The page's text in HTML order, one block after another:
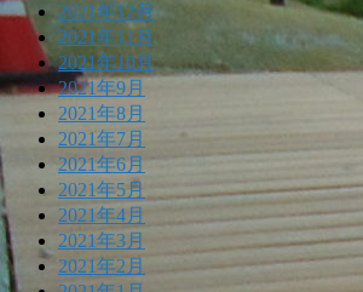
2021年12月
2021年11月
2021年10月
2021年9月
2021年8月
2021年7月
2021年6月
2021年5月
2021年4月
2021年3月
2021年2月